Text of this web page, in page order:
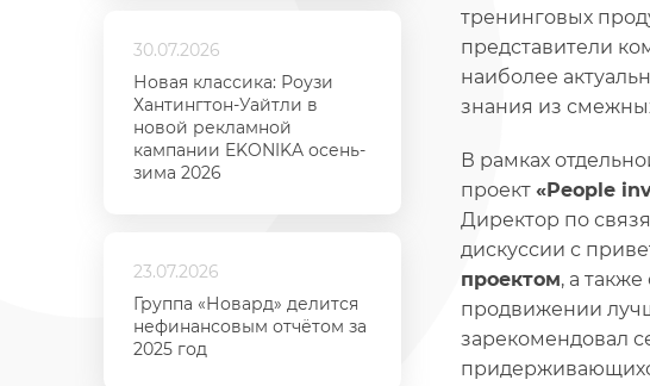
30.07.2026
Новая классика: Роузи
Хантингтон-Уайтли в
новой рекламной
кампании EKONIKA осень-
зима 2026
23.07.2026
Группа «Новард» делится
нефинансовым отчётом за
2025 год
тренинговых
представители
наиболее
знания из
В рамках
проект «People
Директор по
дискуссии с
проектом, а
продвижении
зарекомендовал